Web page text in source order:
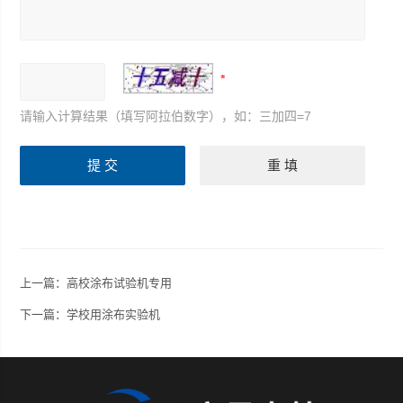
请输入计算结果（填写阿拉伯数字），如：三加四=7
上一篇：高校涂布试验机专用
下一篇：学校用涂布实验机